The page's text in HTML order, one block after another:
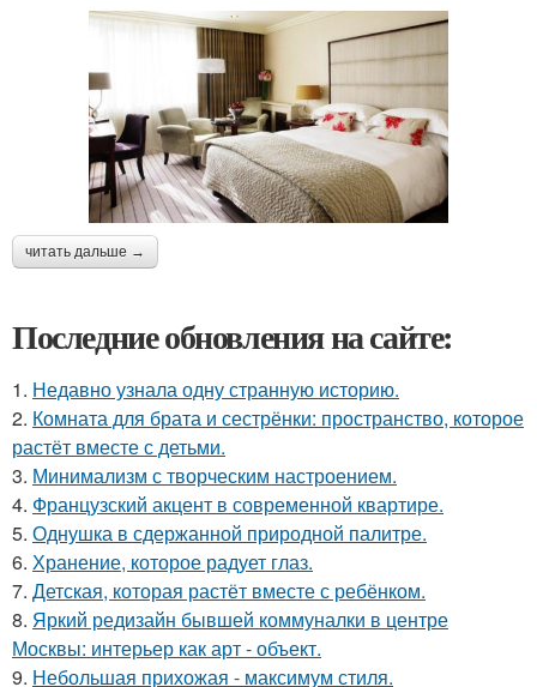
читать дальше →
Последние обновления на сайте:
1. Недавно узнала одну странную историю.
2. Комната для брата и сестрёнки: пространство, которое
растёт вместе с детьми.
3. Минимализм с творческим настроением.
4. Французский акцент в современной квартире.
5. Однушка в сдержанной природной палитре.
6. Хранение, которое радует глаз.
7. Детская, которая растёт вместе с ребёнком.
8. Яркий редизайн бывшей коммуналки в центре
Москвы: интерьер как арт - объект.
9. Небольшая прихожая - максимум стиля.